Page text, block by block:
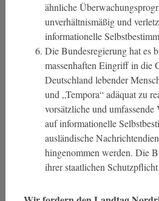
ähnliche
unverhältnismäßig und
informationelle
Die Bundesregierung hat es
massenhaften Eingriff in die
Deutschland lebender
und „Tempora“ adäquat zu
vorsätzliche und umfassende
auf informationelle
ausländische
hingenommen werden. Die
ihrer staatlichen